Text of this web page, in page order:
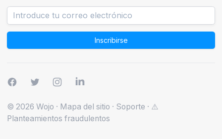
Inscribirse
© 2026 Wojo · Mapa del sitio · Soporte · ⚠️
Planteamientos fraudulentos